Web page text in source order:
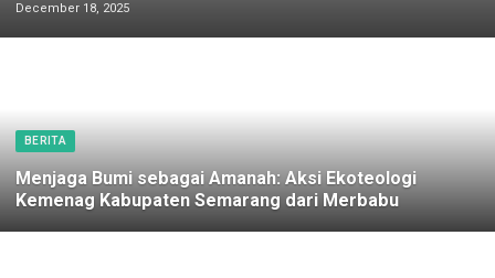
December 18, 2025
BERITA
Menjaga Bumi sebagai Amanah: Aksi Ekoteologi
Kemenag Kabupaten Semarang dari Merbabu